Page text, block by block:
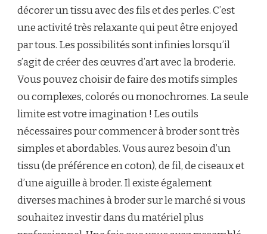
décorer un tissu avec des fils et des perles. C’est
une activité très relaxante qui peut être enjoyed
par tous. Les possibilités sont infinies lorsqu’il
s’agit de créer des œuvres d’art avec la broderie.
Vous pouvez choisir de faire des motifs simples
ou complexes, colorés ou monochromes. La seule
limite est votre imagination ! Les outils
nécessaires pour commencer à broder sont très
simples et abordables. Vous aurez besoin d’un
tissu (de préférence en coton), de fil, de ciseaux et
d’une aiguille à broder. Il existe également
diverses machines à broder sur le marché si vous
souhaitez investir dans du matériel plus